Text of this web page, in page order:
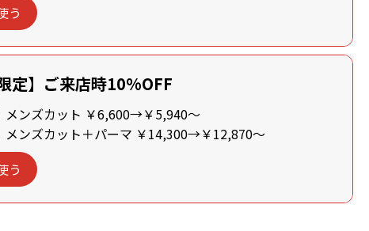
う
定】ご来店時10%OFF
メンズカット ￥6,600→￥5,940～
メンズカット＋パーマ ￥14,300→￥12,870～
う